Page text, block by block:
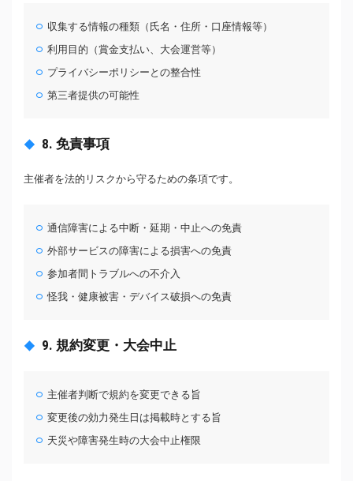
収集する情報の種類（氏名・住所・口座情報等）
利用目的（賞金支払い、大会運営等）
プライバシーポリシーとの整合性
第三者提供の可能性
8. 免責事項
主催者を法的リスクから守るための条項です。
通信障害による中断・延期・中止への免責
外部サービスの障害による損害への免責
参加者間トラブルへの不介入
怪我・健康被害・デバイス破損への免責
9. 規約変更・大会中止
主催者判断で規約を変更できる旨
変更後の効力発生日は掲載時とする旨
天災や障害発生時の大会中止権限